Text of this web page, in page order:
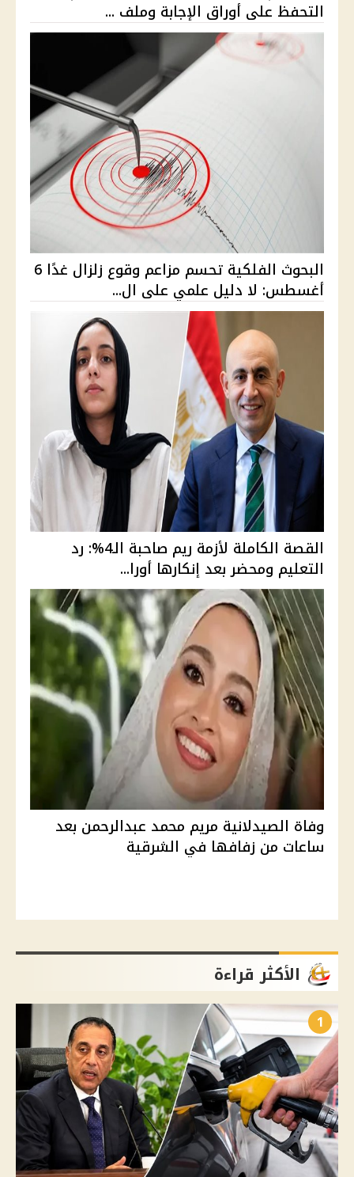
التحفظ على أوراق الإجابة وملف ...
البحوث الفلكية تحسم مزاعم وقوع زلزال غدًا 6
أغسطس: لا دليل علمي على ال...
القصة الكاملة لأزمة ريم صاحبة الـ4%: رد
التعليم ومحضر بعد إنكارها أورا...
وفاة الصيدلانية مريم محمد عبدالرحمن بعد
ساعات من زفافها في الشرقية
الأكثر قراءة
1